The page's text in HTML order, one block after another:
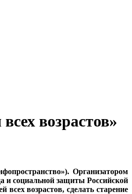
возрастов»
Организатором
и социальной защиты Российской
возрастов, сделать старение